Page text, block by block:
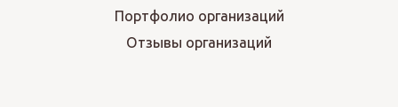
Портфолио организаций
Отзывы организаций